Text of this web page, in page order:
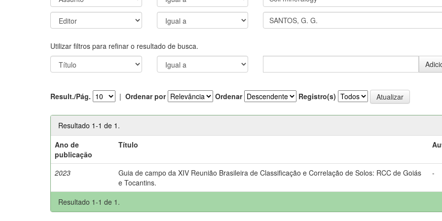
Utilizar filtros para refinar o resultado de busca.
Result./Pág. | Ordenar por Ordenar Registro(s)
Resultado 1-1 de 1.
Ano de
publicação
Título
2023
Guia de campo da XIV Reunião Brasileira de Classificação e Correlação de Solos: RCC de Goiás
e Tocantins.
-
Resultado 1-1 de 1.